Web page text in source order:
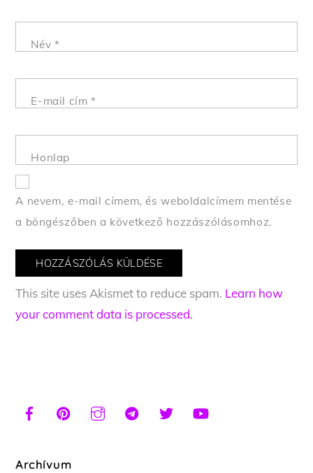
Név *
E-mail cím*
Honlap
A nevem, e-mail címem, és weboldalcímem mentése
a böngészőben a következő hozzászólásomhoz.
This site uses Akismet to reduce spam. Learn how
your comment data is processed.
Archívum